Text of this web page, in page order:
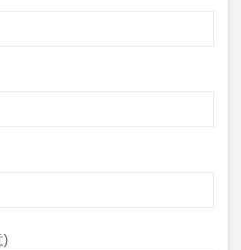
)